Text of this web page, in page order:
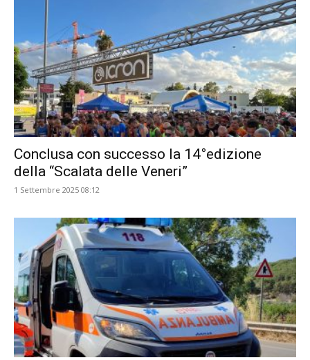
Conclusa con successo la 14°edizione
della “Scalata delle Veneri”
1 Settembre 2025 08:12